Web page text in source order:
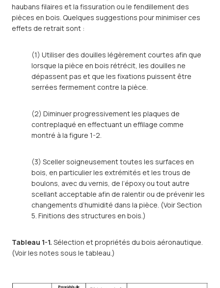
haubans filaires et la fissuration ou le fendillement des
pièces en bois. Quelques suggestions pour minimiser ces
effets de retrait sont :
(1) Utiliser des douilles légèrement courtes afin que
lorsque la pièce en bois rétrécit, les douilles ne
dépassent pas et que les fixations puissent être
serrées fermement contre la pièce.
(2) Diminuer progressivement les plaques de
contreplaqué en effectuant un effilage comme
montré à la figure 1-2.
(3) Sceller soigneusement toutes les surfaces en
bois, en particulier les extrémités et les trous de
boulons, avec du vernis, de l’époxy ou tout autre
scellant acceptable afin de ralentir ou de prévenir les
changements d’humidité dans la pièce. (Voir Section
5. Finitions des structures en bois.)
Tableau 1-1. Sélection et propriétés du bois aéronautique.
(Voir les notes sous le tableau.)